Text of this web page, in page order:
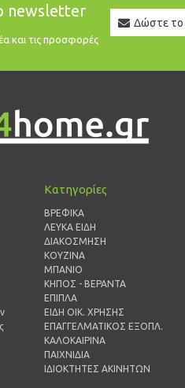
newsletter
και τις προσφορές
Newsletter
Email
Κατηγορίες
ΒΡΕΦΙΚΑ
ΛΕΥΚΑ ΕΙΔΗ
ΔΙΑΚΟΣΜΗΣΗ
ΚΟΥΖΙΝΑ
ΜΠΑΝΙΟ
ΚΗΠΟΣ - ΒΕΡΑΝΤΑ
ΕΠΙΠΛΑ
ΕΙΔΗ ΟΙΚ. ΧΡΗΣΗΣ
ΕΠΑΓΓΕΛΜΑΤΙΚΟΣ ΕΞΟΠΛ.
ΚΑΛΟΚΑΙΡΙΝΑ
ΠΑΙΧΝΙΔΙΑ
ΙΔΙΟΚΤΗΤΕΣ ΑΚΙΝΗΤΩΝ